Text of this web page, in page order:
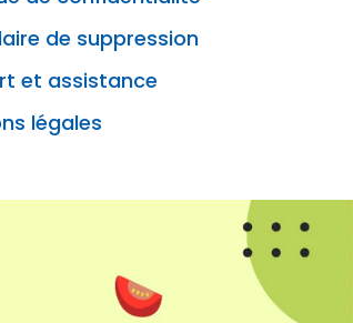
de suppression
et assistance
légales